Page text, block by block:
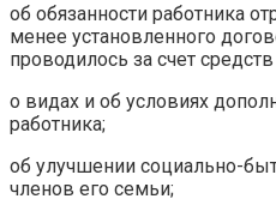
об обязанности работника
менее установленного
проводилось за счет
о видах и об условиях
работника;
об улучшении социально-
членов его семьи;